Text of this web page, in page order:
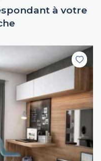
à votre